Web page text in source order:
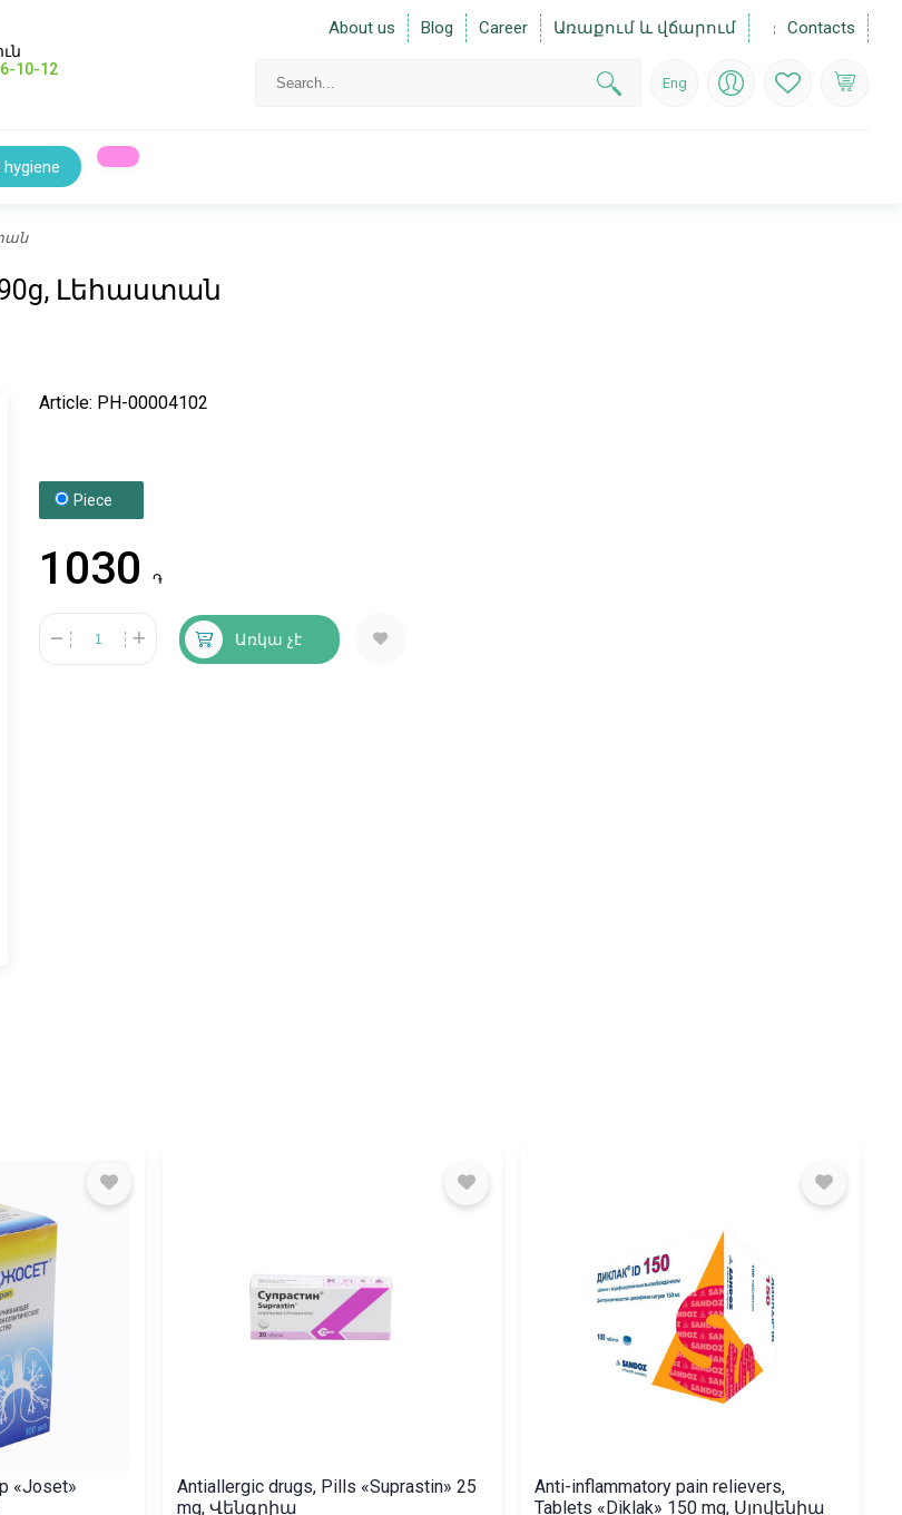
10-12
About us Blog Career Առաքում և վճարում Contacts
Eng
190g, Լեհաստան
Article: PH-00004102
Piece
1030֏
Առկա չէ
«Joset»
Antiallergic drugs, Pills «Suprastin» 25
mg, Վենգրիա
Anti-inflammatory pain relievers,
Tablets «Diklak» 150 mg, Սլովենիա